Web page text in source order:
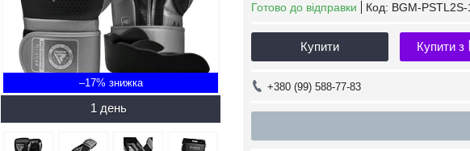
–17%
1 день
Готово до відправки Код: BGM-
Купити Купити з
+380 (99) 588-77-83